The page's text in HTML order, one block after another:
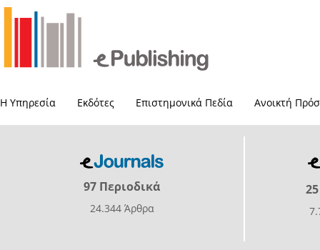
Η Υπηρεσία Εκδότες Επιστημονικά Πεδία Ανοικτή
97 Περιοδικά
24.344 Άρθρα